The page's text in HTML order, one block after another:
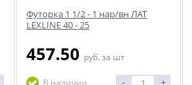
Футорка 1 1/2 - 1 нар/вн ЛАТ
LEXLINE 40 - 25
457.50 руб. за шт
В наличии - +